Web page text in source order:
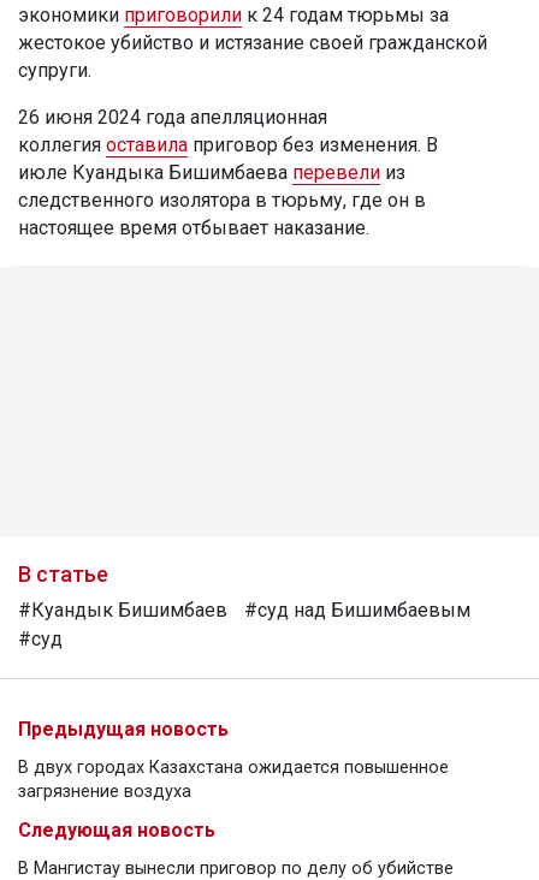
экономики приговорили к 24 годам тюрьмы за
жестокое убийство и истязание своей гражданской
супруги.
26 июня 2024 года апелляционная
коллегия оставила приговор без изменения. В
июле Куандыка Бишимбаева перевели из
следственного изолятора в тюрьму, где он в
настоящее время отбывает наказание.
В статье
#Куандык Бишимбаев
#суд над Бишимбаевым
#суд
Предыдущая новость
В двух городах Казахстана ожидается повышенное
загрязнение воздуха
Следующая новость
В Мангистау вынесли приговор по делу об убийстве